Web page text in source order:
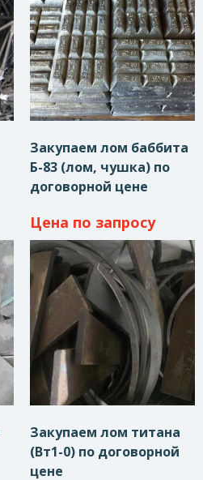
Закупаем лом баббита
Б-83 (лом, чушка) по
договорной цене
Цена по запросу
Закупаем лом титана
(Вт1-0) по договорной
цене